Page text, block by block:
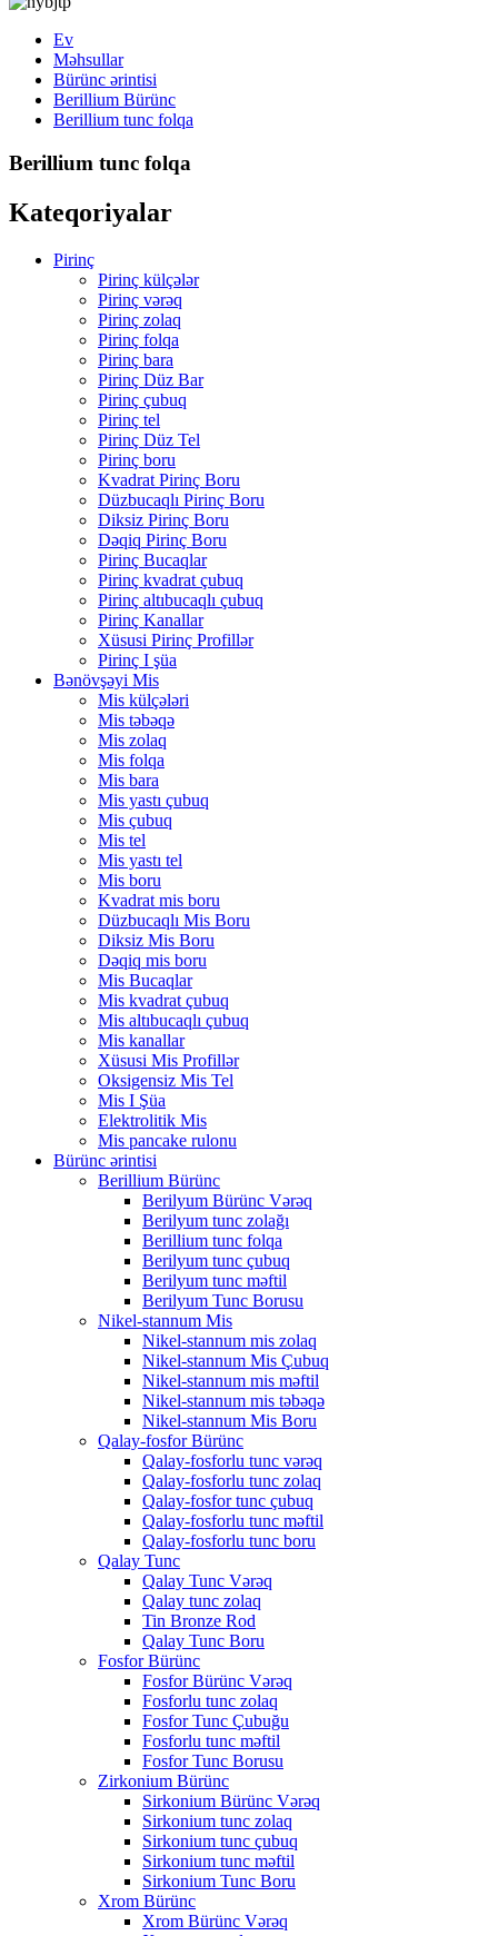
Ev
Məhsullar
Bürünc ərintisi
Berillium Bürünc
Berillium tunc folqa
Berillium tunc folqa
Kateqoriyalar
Pirinç
Pirinç külçələr
Pirinç vərəq
Pirinç zolaq
Pirinç folqa
Pirinç bara
Pirinç Düz Bar
Pirinç çubuq
Pirinç tel
Pirinç Düz Tel
Pirinç boru
Kvadrat Pirinç Boru
Düzbucaqlı Pirinç Boru
Diksiz Pirinç Boru
Dəqiq Pirinç Boru
Pirinç Bucaqlar
Pirinç kvadrat çubuq
Pirinç altıbucaqlı çubuq
Pirinç Kanallar
Xüsusi Pirinç Profillər
Pirinç I şüa
Bənövşəyi Mis
Mis külçələri
Mis təbəqə
Mis zolaq
Mis folqa
Mis bara
Mis yastı çubuq
Mis çubuq
Mis tel
Mis yastı tel
Mis boru
Kvadrat mis boru
Düzbucaqlı Mis Boru
Diksiz Mis Boru
Dəqiq mis boru
Mis Bucaqlar
Mis kvadrat çubuq
Mis altıbucaqlı çubuq
Mis kanallar
Xüsusi Mis Profillər
Oksigensiz Mis Tel
Mis I Şüa
Elektrolitik Mis
Mis pancake rulonu
Bürünc ərintisi
Berillium Bürünc
Berilyum Bürünc Vərəq
Berilyum tunc zolağı
Berillium tunc folqa
Berilyum tunc çubuq
Berilyum tunc məftil
Berilyum Tunc Borusu
Nikel-stannum Mis
Nikel-stannum mis zolaq
Nikel-stannum Mis Çubuq
Nikel-stannum mis məftil
Nikel-stannum mis təbəqə
Nikel-stannum Mis Boru
Qalay-fosfor Bürünc
Qalay-fosforlu tunc vərəq
Qalay-fosforlu tunc zolaq
Qalay-fosfor tunc çubuq
Qalay-fosforlu tunc məftil
Qalay-fosforlu tunc boru
Qalay Tunc
Qalay Tunc Vərəq
Qalay tunc zolaq
Tin Bronze Rod
Qalay Tunc Boru
Fosfor Bürünc
Fosfor Bürünc Vərəq
Fosforlu tunc zolaq
Fosfor Tunc Çubuğu
Fosforlu tunc məftil
Fosfor Tunc Borusu
Zirkonium Bürünc
Sirkonium Bürünc Vərəq
Sirkonium tunc zolaq
Sirkonium tunc çubuq
Sirkonium tunc məftil
Sirkonium Tunc Boru
Xrom Bürünc
Xrom Bürünc Vərəq